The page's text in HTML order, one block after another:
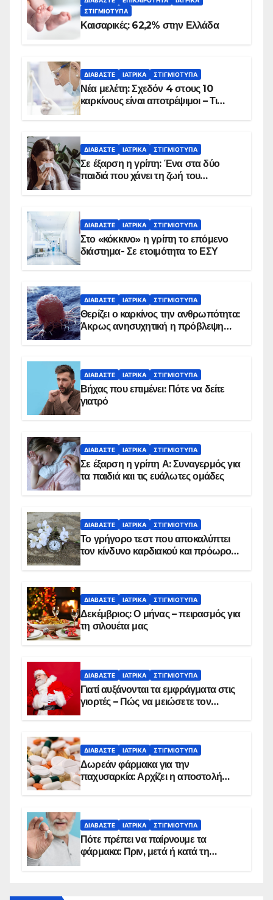
ΣΤΙΓΜΙΌΤΥΠΑ
Καισαρικές: 62,2% στην Ελλάδα
ΔΙΑΒΆΣΤΕ ΙΑΤΡΙΚΆ ΣΤΙΓΜΙΌΤΥΠΑ
Νέα μελέτη: Σχεδόν 4 στους 10
καρκίνους είναι αποτρέψιμοι – Τι
ΔΙΑΒΆΣΤΕ ΙΑΤΡΙΚΆ ΣΤΙΓΜΙΌΤΥΠΑ
Σε έξαρση η γρίπη: Ένα στα δύο
παιδιά που χάνει τη ζωή του
ΔΙΑΒΆΣΤΕ ΙΑΤΡΙΚΆ ΣΤΙΓΜΙΌΤΥΠΑ
Στο «κόκκινο» η γρίπη το επόμενο
διάστημα- Σε ετοιμότητα το ΕΣΥ
ΔΙΑΒΆΣΤΕ ΙΑΤΡΙΚΆ ΣΤΙΓΜΙΌΤΥΠΑ
Θερίζει ο καρκίνος την ανθρωπότητα:
Άκρως ανησυχητική η πρόβλεψη…
ΔΙΑΒΆΣΤΕ ΙΑΤΡΙΚΆ ΣΤΙΓΜΙΌΤΥΠΑ
Βήχας που επιμένει: Πότε να δείτε
γιατρό
ΔΙΑΒΆΣΤΕ ΙΑΤΡΙΚΆ ΣΤΙΓΜΙΌΤΥΠΑ
Σε έξαρση η γρίπη Α: Συναγερμός για
τα παιδιά και τις ευάλωτες ομάδες
ΔΙΑΒΆΣΤΕ ΙΑΤΡΙΚΆ ΣΤΙΓΜΙΌΤΥΠΑ
Το γρήγορο τεστ που αποκαλύπτει
τον κίνδυνο καρδιακού και πρόωρου
ΔΙΑΒΆΣΤΕ ΙΑΤΡΙΚΆ ΣΤΙΓΜΙΌΤΥΠΑ
Δεκέμβριος: Ο μήνας – πειρασμός για
τη σιλουέτα μας
ΔΙΑΒΆΣΤΕ ΙΑΤΡΙΚΆ ΣΤΙΓΜΙΌΤΥΠΑ
Γιατί αυξάνονται τα εμφράγματα στις
γιορτές – Πώς να μειώσετε τον
ΔΙΑΒΆΣΤΕ ΙΑΤΡΙΚΆ ΣΤΙΓΜΙΌΤΥΠΑ
Δωρεάν φάρμακα για την
παχυσαρκία: Αρχίζει η αποστολή
ΔΙΑΒΆΣΤΕ ΙΑΤΡΙΚΆ ΣΤΙΓΜΙΌΤΥΠΑ
Πότε πρέπει να παίρνουμε τα
φάρμακα: Πριν, μετά ή κατά τη